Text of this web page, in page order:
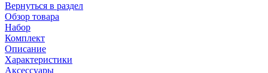
Вернуться в раздел
Обзор товара
Набор
Комплект
Описание
Характеристики
Аксессуары